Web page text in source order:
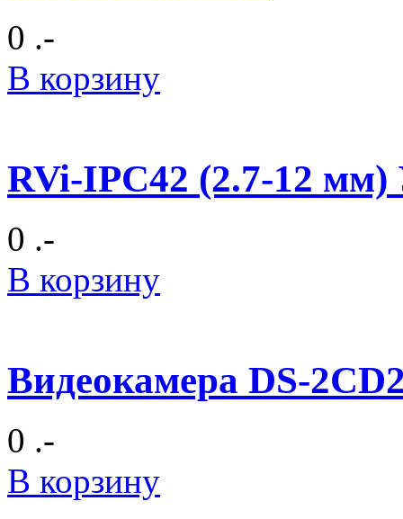
0 .-
В корзину
RVi-IPC42 (2.7-12
0 .-
В корзину
Видеокамера DS-
0 .-
В корзину